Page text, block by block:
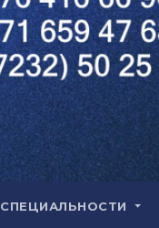
СПЕЦИАЛЬНОСТИ